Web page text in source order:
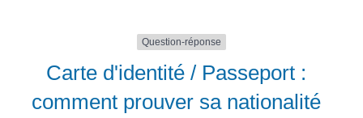
Question-réponse
Carte d'identité / Passeport :
comment prouver sa nationalité